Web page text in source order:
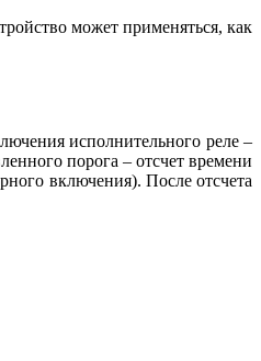
может применяться, как
исполнительного реле –
порога – отсчет времени
включения). После отсчета